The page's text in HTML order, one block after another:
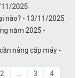
11/2025
nào? - 13/11/2025
năm 2025 -
nâng cấp máy -
2 3
4